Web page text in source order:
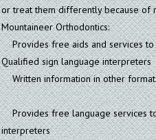
or treat them differently because of
Mountaineer Orthodontics:
Provides free aids and services to
Qualified sign language interpreters
Written information in other
Provides free language services to
interpreters